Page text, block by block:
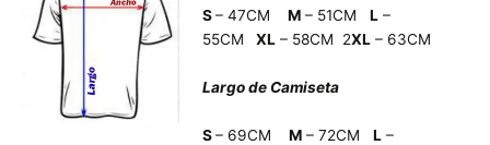
S– 47CM M – 51CM L–
55CM
XL– 58CM 2XL– 63CM
Largo de Camiseta
S– 69CM M – 72CM L–